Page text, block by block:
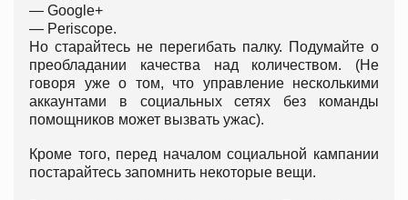
— Google+
— Periscope.
Но старайтесь не перегибать палку. Подумайте о
преобладании качества над количеством. (Не
говоря уже о том, что управление несколькими
аккаунтами в социальных сетях без команды
помощников может вызвать ужас).
Кроме того, перед началом социальной кампании
постарайтесь запомнить некоторые вещи.